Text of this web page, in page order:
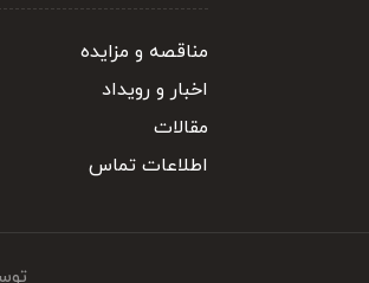
مناقصه و مزایده
اخبار و رویداد
مقالات
اطلاعات تماس